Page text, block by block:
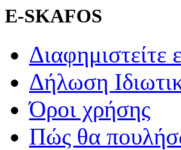
E-SKAFOS
Διαφημιστείτε
Δήλωση
Όροι χρήσης
Πώς θα